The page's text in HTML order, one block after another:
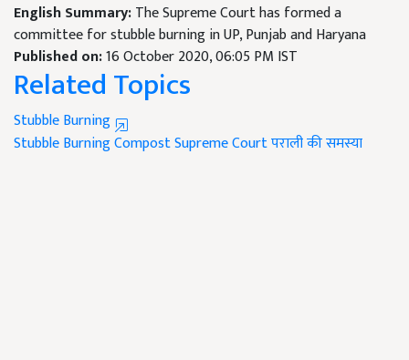
English Summary:The Supreme Court has formed a
committee for stubble burning in UP, Punjab and Haryana
Published on:16 October 2020, 06:05 PM IST
Related Topics
Stubble Burning
Stubble BurningCompostSupreme Courtपराली की समस्या